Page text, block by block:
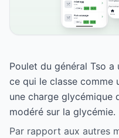
Poulet du général Tso
ce qui le classe comme
une charge glycémique
modéré sur la glycémie.
Par rapport aux autres